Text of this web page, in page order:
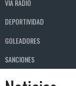
VIA RADIO
DEPORTIVIDAD
GOLEADORES
SANCIONES